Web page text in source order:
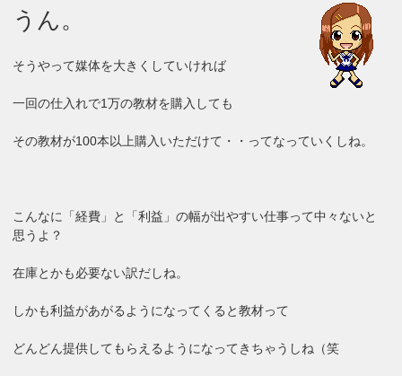
うん。
そうやって媒体を大きくしていければ
一回の仕入れで1万の教材を購入しても
その教材が100本以上購入いただけて・・ってなっていくしね。
こんなに「経費」と「利益」の幅が出やすい仕事って中々ないと
思うよ？
在庫とかも必要ない訳だしね。
しかも利益があがるようになってくると教材って
どんどん提供してもらえるようになってきちゃうしね（笑